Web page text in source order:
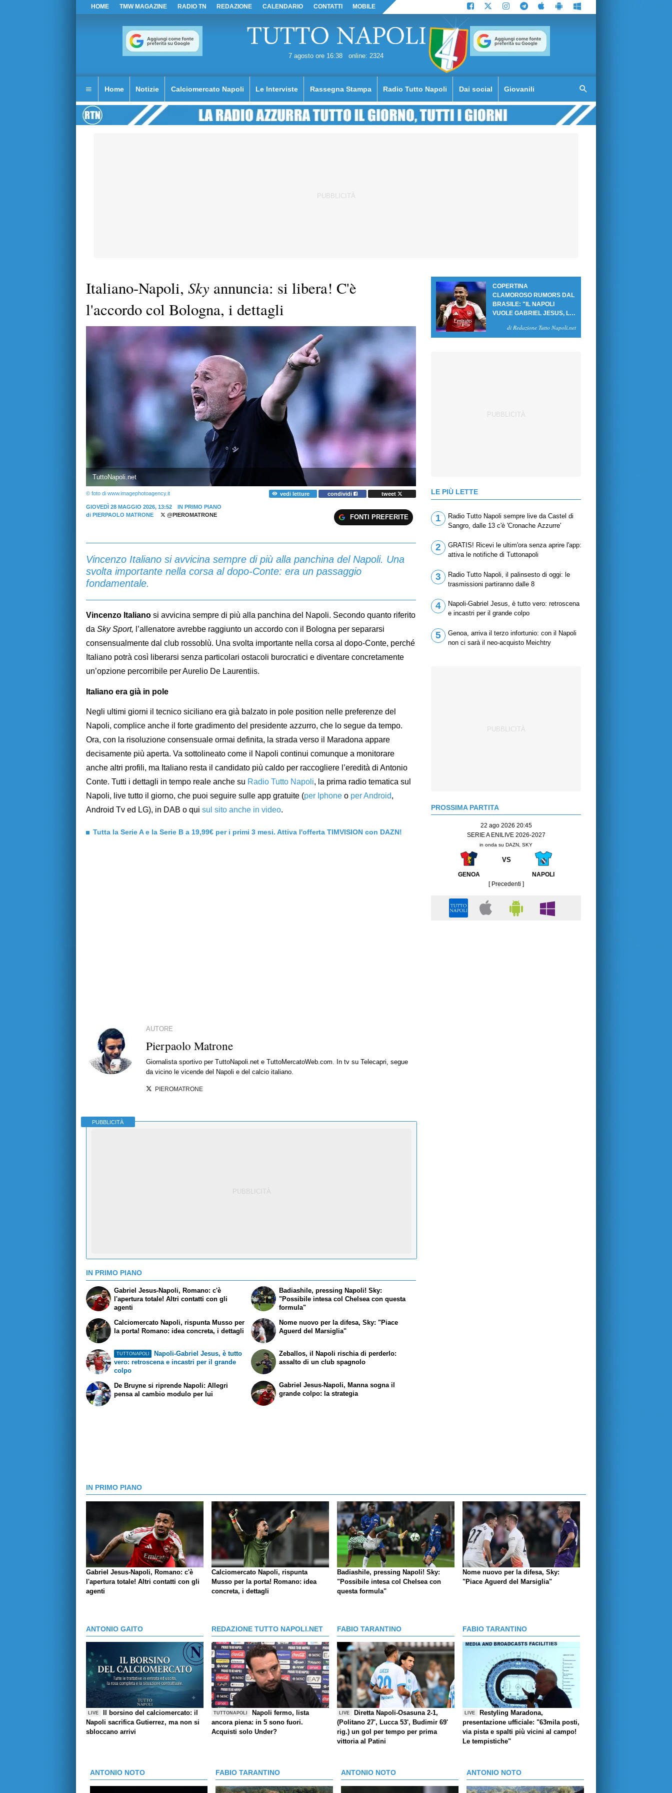
HOME TMW MAGAZINE RADIO TN REDAZIONE CALENDARIO CONTATTI MOBILE
7 agosto ore 16:38 online: 2324
Home Notizie Calciomercato Napoli Le Interviste Rassegna Stampa Radio Tutto Napoli Dai social Giovanili
Italiano-Napoli, Sky annuncia: si libera! C'è
l'accordo col Bologna, i dettagli
TuttoNapoli.net
© foto di www.imagephotoagency.it vedi letture condividi tweet
GIOVEDÌ 28 MAGGIO 2026, 13:52
IN PRIMO PIANO
di PIERPAOLO MATRONE @PIEROMATRONE FONTI PREFERITE
Vincenzo Italiano si avvicina sempre di più alla panchina del Napoli. Una
svolta importante nella corsa al dopo-Conte: era un passaggio
fondamentale.
Vincenzo Italiano si avvicina sempre di più alla panchina del Napoli. Secondo quanto riferito
da Sky Sport, l’allenatore avrebbe raggiunto un accordo con il Bologna per separarsi
consensualmente dal club rossoblù. Una svolta importante nella corsa al dopo-Conte, perché
Italiano potrà così liberarsi senza particolari ostacoli burocratici e diventare concretamente
un’opzione percorribile per Aurelio De Laurentiis.
Italiano era già in pole
Negli ultimi giorni il tecnico siciliano era già balzato in pole position nelle preferenze del
Napoli, complice anche il forte gradimento del presidente azzurro, che lo segue da tempo.
Ora, con la risoluzione consensuale ormai definita, la strada verso il Maradona appare
decisamente più aperta. Va sottolineato come il Napoli continui comunque a monitorare
anche altri profili, ma Italiano resta il candidato più caldo per raccogliere l’eredità di Antonio
Conte. Tutti i dettagli in tempo reale anche su Radio Tutto Napoli, la prima radio tematica sul
Napoli, live tutto il giorno, che puoi seguire sulle app gratuite (per Iphone o per Android,
Android Tv ed LG), in DAB o qui sul sito anche in video.
Tutta la Serie A e la Serie B a 19,99€ per i primi 3 mesi. Attiva l'offerta TIMVISION con DAZN!
AUTORE
Pierpaolo Matrone
Giornalista sportivo per TuttoNapoli.net e TuttoMercatoWeb.com. In tv su Telecapri, segue
da vicino le vicende del Napoli e del calcio italiano.
PIEROMATRONE
PUBBLICITÀ
IN PRIMO PIANO
Gabriel Jesus-Napoli, Romano: c'è
l'apertura totale! Altri contatti con gli
agenti
Calciomercato Napoli, rispunta Musso per
la porta! Romano: idea concreta, i dettagli
Badiashile, pressing Napoli! Sky:
"Possibile intesa col Chelsea con questa
formula"
Nome nuovo per la difesa, Sky: "Piace
Aguerd del Marsiglia"
TUTTONAPOLI
Napoli-Gabriel Jesus, è tutto
vero: retroscena e incastri per il grande
colpo
De Bruyne si riprende Napoli: Allegri
pensa al cambio modulo per lui
Zeballos, il Napoli rischia di perderlo:
assalto di un club spagnolo
Gabriel Jesus-Napoli, Manna sogna il
grande colpo: la strategia
COPERTINA
CLAMOROSO RUMORS DAL
BRASILE: "IL NAPOLI
VUOLE GABRIEL JESUS, LE
di Redazione Tutto Napoli.net
LE PIÙ LETTE
1
Radio Tutto Napoli sempre live da Castel di
Sangro, dalle 13 c'è 'Cronache Azzurre'
2
GRATIS! Ricevi le ultim'ora senza aprire l'app:
attiva le notifiche di Tuttonapoli
3
Radio Tutto Napoli, il palinsesto di oggi: le
trasmissioni partiranno dalle 8
4
Napoli-Gabriel Jesus, è tutto vero: retroscena
e incastri per il grande colpo
5
Genoa, arriva il terzo infortunio: con il Napoli
non ci sarà il neo-acquisto Meichtry
PROSSIMA PARTITA
22 ago 2026 20:45
SERIE A ENILIVE 2026-2027
in onda su DAZN, SKY
VS
GENOA
NAPOLI
[ Precedenti ]
IN PRIMO PIANO
Gabriel Jesus-Napoli, Romano: c'è
l'apertura totale! Altri contatti con gli
agenti
Calciomercato Napoli, rispunta
Musso per la porta! Romano: idea
concreta, i dettagli
Badiashile, pressing Napoli! Sky:
"Possibile intesa col Chelsea con
questa formula"
Nome nuovo per la difesa, Sky:
"Piace Aguerd del Marsiglia"
ANTONIO GAITO
LIVE
Il borsino del calciomercato: il
Napoli sacrifica Gutierrez, ma non si
sbloccano arrivi
REDAZIONE TUTTO NAPOLI.NET
TUTTONAPOLI
Napoli fermo, lista
ancora piena: in 5 sono fuori.
Acquisti solo Under?
FABIO TARANTINO
LIVE
Diretta Napoli-Osasuna 2-1,
(Politano 27', Lucca 53', Budimir 69'
rig.) un gol per tempo per prima
vittoria al Patini
FABIO TARANTINO
LIVE
Restyling Maradona,
presentazione ufficiale: "63mila posti,
via pista e spalti più vicini al campo!
Le tempistiche"
ANTONIO NOTO FABIO TARANTINO ANTONIO NOTO ANTONIO NOTO